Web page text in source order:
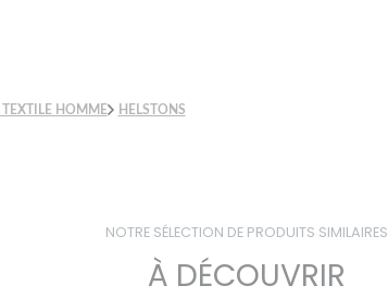
HOMME HELSTONS
NOTRE SÉLECTION DE PRODUITS SIMILAIRES
À DÉCOUVRIR